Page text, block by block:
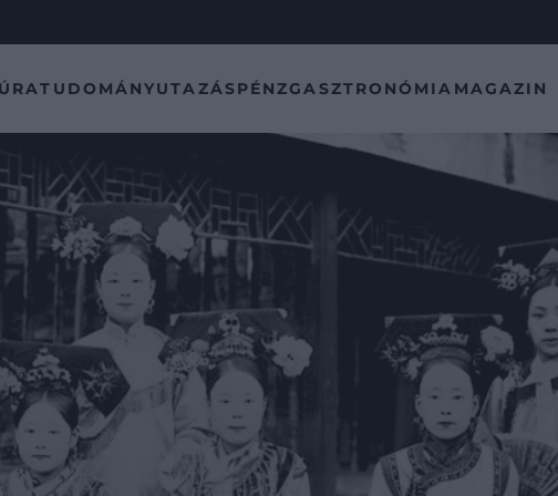
TUDOMÁNYUTAZÁSPÉNZGASZTRONÓMIA MAGAZIN